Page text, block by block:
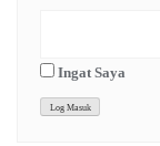
Ingat Saya